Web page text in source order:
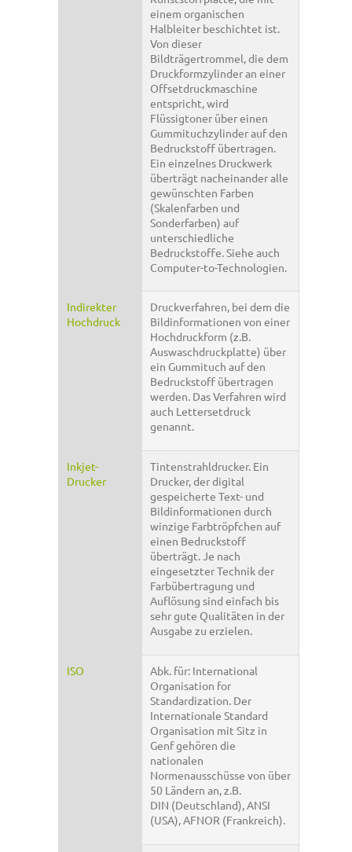
einem organischen
Halbleiter beschichtet ist.
Von dieser
Bildträgertrommel, die dem
Druckformzylinder an einer
Offsetdruckmaschine
entspricht, wird
Flüssigtoner über einen
Gummituchzylinder auf den
Bedruckstoff übertragen.
Ein einzelnes Druckwerk
überträgt nacheinander alle
gewünschten Farben
(Skalenfarben und
Sonderfarben) auf
unterschiedliche
Bedruckstoffe. Siehe auch
Computer-to-Technologien.
Indirekter
Hochdruck
Druckverfahren, bei dem die
Bildinformationen von einer
Hochdruckform (z.B.
Auswaschdruckplatte) über
ein Gummituch auf den
Bedruckstoff übertragen
werden. Das Verfahren wird
auch Lettersetdruck
genannt.
Inkjet-
Drucker
Tintenstrahldrucker. Ein
Drucker, der digital
gespeicherte Text- und
Bildinformationen durch
winzige Farbtröpfchen auf
einen Bedruckstoff
überträgt. Je nach
eingesetzter Technik der
Farbübertragung und
Auflösung sind einfach bis
sehr gute Qualitäten in der
Ausgabe zu erzielen.
ISO
Abk. für: International
Organisation for
Standardization. Der
Internationale Standard
Organisation mit Sitz in
Genf gehören die
nationalen
Normenausschüsse von über
50 Ländern an, z.B.
DIN (Deutschland), ANSI
(USA), AFNOR (Frankreich).